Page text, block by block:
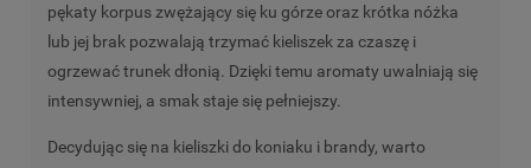
pękaty korpus zwężający się ku górze oraz krótka nóżka
lub jej brak pozwalają trzymać kieliszek za czaszę i
ogrzewać trunek dłonią. Dzięki temu aromaty uwalniają się
intensywniej, a smak staje się pełniejszy.
Decydując się na kieliszki do koniaku i brandy, warto